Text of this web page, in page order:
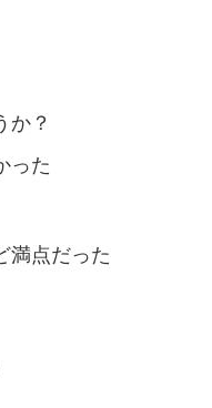
か？
った
満点だった